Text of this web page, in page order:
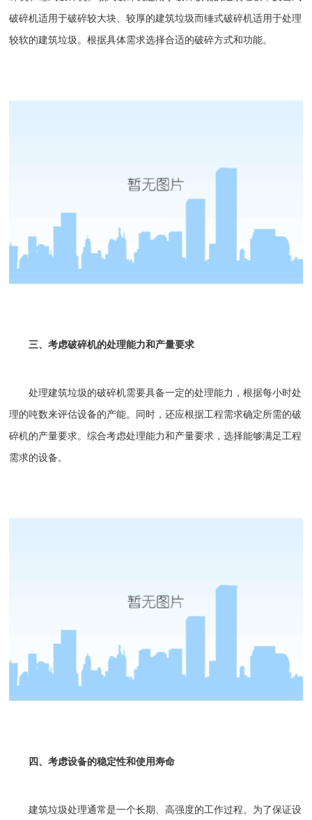
破碎机适用于破碎较大块、较厚的建筑垃圾而锤式破碎机适用于处理
较软的建筑垃圾。根据具体需求选择合适的破碎方式和功能。
三、考虑破碎机的处理能力和产量要求
处理建筑垃圾的破碎机需要具备一定的处理能力，根据每小时处
理的吨数来评估设备的产能。同时，还应根据工程需求确定所需的破
碎机的产量要求。综合考虑处理能力和产量要求，选择能够满足工程
需求的设备。
四、考虑设备的稳定性和使用寿命
建筑垃圾处理通常是一个长期、高强度的工作过程。为了保证设